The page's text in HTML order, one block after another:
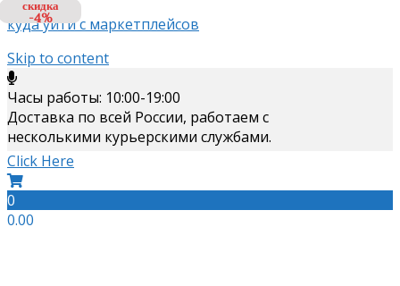
куда уйти с маркетплейсов
Skip to content
Часы работы: 10:00-19:00
Доставка по всей России, работаем с
несколькими курьерскими службами.
Click Here
0
0.00
скидка
-4%